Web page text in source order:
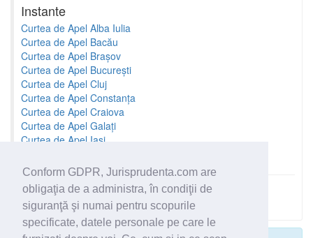
Conform GDPR, Jurisprudenta.com are
obligaţia de a administra, în condiţii de
siguranţă şi numai pentru scopurile
specificate, datele personale pe care le
Instante
Curtea de Apel Alba Iulia
Curtea de Apel Bacău
Curtea de Apel Brașov
Curtea de Apel București
Curtea de Apel Cluj
Curtea de Apel Constanța
Curtea de Apel Craiova
Curtea de Apel Galați
Curtea de Apel Iași
Toate instantele